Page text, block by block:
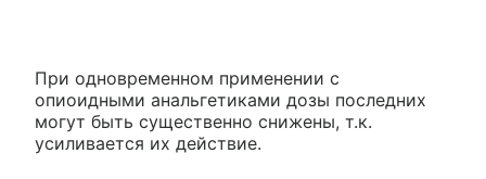
При одновременном применении с
опиоидными анальгетиками дозы последних
могут быть существенно снижены, т.к.
усиливается их действие.